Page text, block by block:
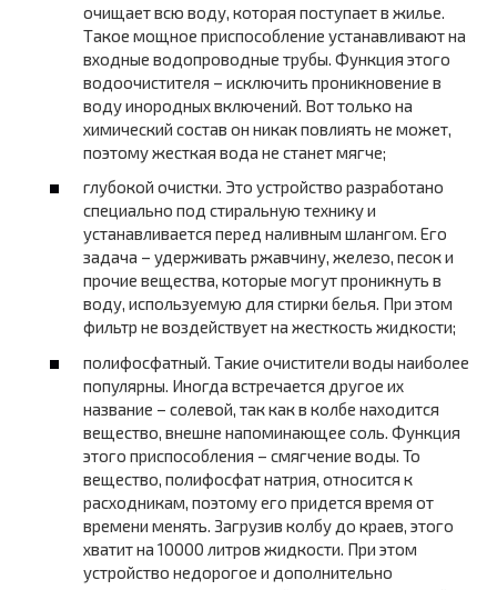
очищает всю воду, которая поступает в жилье.
Такое мощное приспособление устанавливают на
входные водопроводные трубы. Функция этого
водоочистителя – исключить проникновение в
воду инородных включений. Вот только на
химический состав он никак повлиять не может,
поэтому жесткая вода не станет мягче;
глубокой очистки. Это устройство разработано
специально под стиральную технику и
устанавливается перед наливным шлангом. Его
задача – удерживать ржавчину, железо, песок и
прочие вещества, которые могут проникнуть в
воду, используемую для стирки белья. При этом
фильтр не воздействует на жесткость жидкости;
полифосфатный. Такие очистители воды наиболее
популярны. Иногда встречается другое их
название – солевой, так как в колбе находится
вещество, внешне напоминающее соль. Функция
этого приспособления – смягчение воды. То
вещество, полифосфат натрия, относится к
расходникам, поэтому его придется время от
времени менять. Загрузив колбу до краев, этого
хватит на 10000 литров жидкости. При этом
устройство недорогое и дополнительно